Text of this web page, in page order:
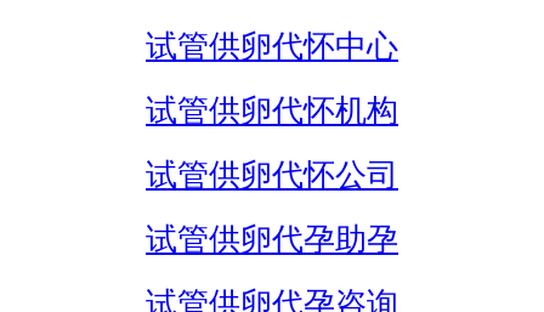
试管供卵代怀中心
试管供卵代怀机构
试管供卵代怀公司
试管供卵代孕助孕
试管供卵代孕咨询